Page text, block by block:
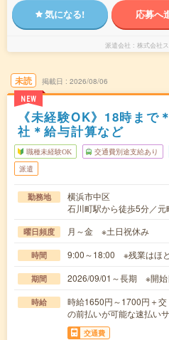
気になる! 応募へ
派遣会社 株式会社
未読
NEW
掲載日 2026/08/06
《未経験OK》18時まで
社＊給与計算など
職種未経験OK 交通費別途支給あり
派遣
勤務地
横浜市中区
石川町駅から徒歩5分／
曜日頻度 月～金 ※土日祝休み
時間 9:00～18:00 ※残業はほと
期間 2026/09/01～長期 ※開始
時給
時給1650円～1700円＋
の前払いが可能な速払い
交通費